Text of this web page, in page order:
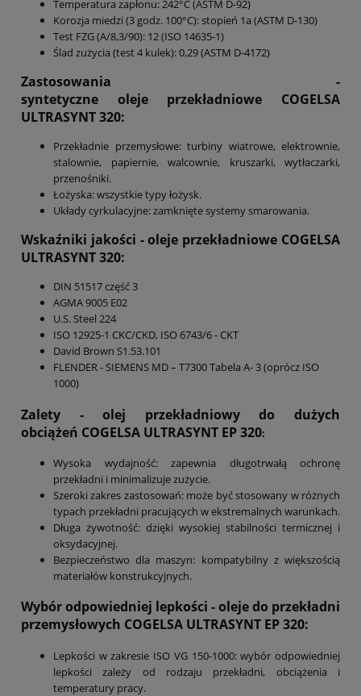
Temperatura zapłonu: 242°C (ASTM D-92)
Korozja miedzi (3 godz. 100°C): stopień 1a (ASTM D-130)
Test FZG (A/8,3/90): 12 (ISO 14635-1)
Ślad zużycia (test 4 kulek): 0,29 (ASTM D-4172)
Zastosowania -
syntetyczne oleje przekładniowe COGELSA
ULTRASYNT 320:
Przekładnie przemysłowe: turbiny wiatrowe, elektrownie,
stalownie, papiernie, walcownie, kruszarki, wytłaczarki,
przenośniki.
Łożyska: wszystkie typy łożysk.
Układy cyrkulacyjne: zamknięte systemy smarowania.
Wskaźniki jakości -oleje przekładniowe COGELSA
ULTRASYNT 320:
DIN 51517 część 3
AGMA 9005 E02
U.S. Steel 224
ISO 12925-1 CKC/CKD, ISO 6743/6 - CKT
David Brown S1.53.101
FLENDER - SIEMENS MD – T7300 Tabela A- 3 (oprócz ISO
1000)
Zalety - olej przekładniowy do dużych
obciążeń COGELSA ULTRASYNT EP320:
Wysoka wydajność: zapewnia długotrwałą ochronę
przekładni i minimalizuje zużycie.
Szeroki zakres zastosowań: może być stosowany w różnych
typach przekładni pracujących w ekstremalnych warunkach.
Długa żywotność: dzięki wysokiej stabilności termicznej i
oksydacyjnej.
Bezpieczeństwo dla maszyn: kompatybilny z większością
materiałów konstrukcyjnych.
Wybór odpowiedniej lepkości - oleje do przekładni
przemysłowych COGELSA ULTRASYNT EP320:
Lepkości w zakresie ISO VG 150-1000: wybór odpowiedniej
lepkości zależy od rodzaju przekładni, obciążenia i
temperatury pracy.